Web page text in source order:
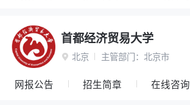
首都经济贸易大学
 北京 主管部门： 北京市
网报公告 招生简章 在线咨询